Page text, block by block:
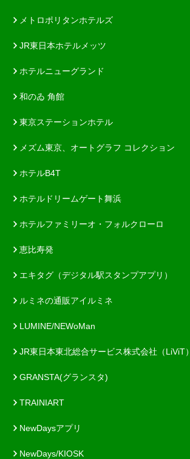
メトロポリタンホテルズ
JR東日本ホテルメッツ
ホテルニューグランド
和のゐ 角館
東京ステーションホテル
メズム東京、オートグラフ コレクション
ホテルB4T
ホテルドリームゲート舞浜
ホテルファミリーオ・フォルクローロ
恵比寿発
エキタグ（デジタル駅スタンプアプリ）
ルミネの通販アイルミネ
LUMINE/NEWoMan
JR東日本東北総合サービス株式会社（LiViT）
GRANSTA(グランスタ)
TRAINIART
NewDaysアプリ
NewDays/KIOSK